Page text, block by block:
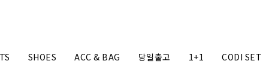
SHOES ACC & BAG 당일출고 1+1 CODI SET